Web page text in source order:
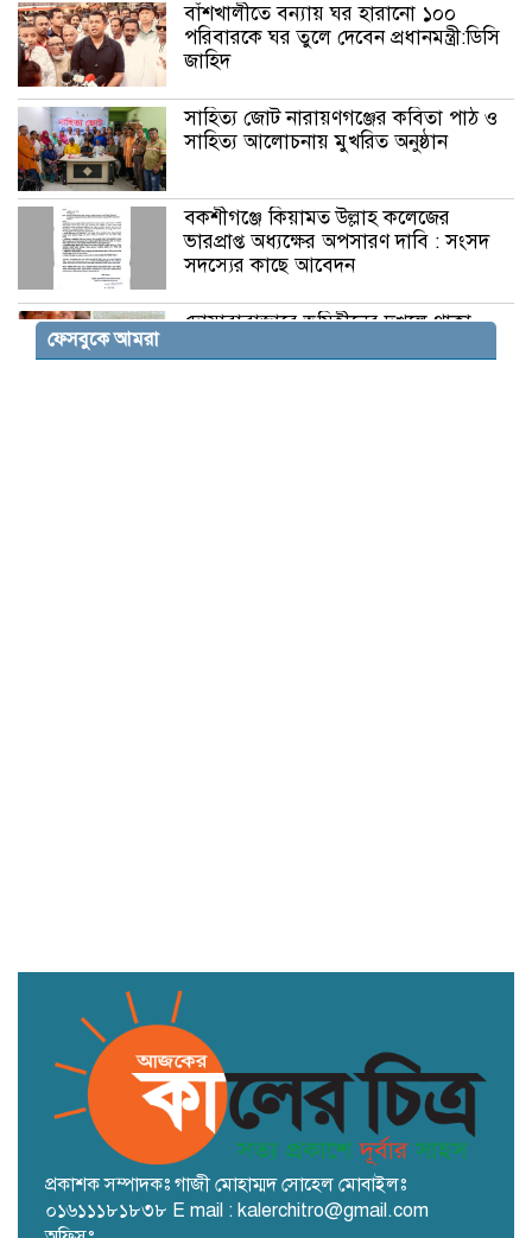
বাঁশখালীতে বন্যায় ঘর হারানো ১০০
পরিবারকে ঘর তুলে দেবেন প্রধানমন্ত্রী:ডিসি
জাহিদ
সাহিত্য জোট নারায়ণগঞ্জের কবিতা পাঠ ও
সাহিত্য আলোচনায় মুখরিত অনুষ্ঠান
বকশীগঞ্জে কিয়ামত উল্লাহ কলেজের
ভারপ্রাপ্ত অধ্যক্ষের অপসারণ দাবি : সংসদ
সদস্যের কাছে আবেদন
দোয়ারাবাজারে ভূমিহীনের দখলে থাকা
ফেসবুকে আমরা
প্রকাশক সম্পাদকঃ গাজী মোহাম্মদ সোহেল মোবাইলঃ
০১৬১১১৮১৮৩৮ E mail : kalerchitro@gmail.com